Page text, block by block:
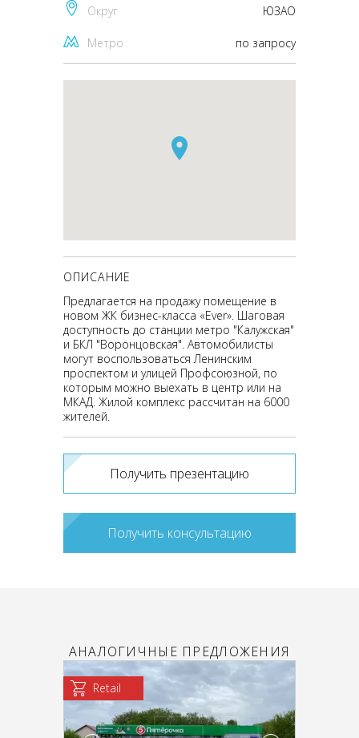
Округ ЮЗАО
Метро по запросу
ОПИСАНИЕ
Предлагается на продажу помещение в
новом ЖК бизнес-класса «Ever». Шаговая
доступность до станции метро "Калужская"
и БКЛ "Воронцовская". Автомобилисты
могут воспользоваться Ленинским
проспектом и улицей Профсоюзной, по
которым можно выехать в центр или на
МКАД. Жилой комплекс рассчитан на 6000
жителей.
Получить презентацию
Получить консультацию
АНАЛОГИЧНЫЕ ПРЕДЛОЖЕНИЯ
Retail